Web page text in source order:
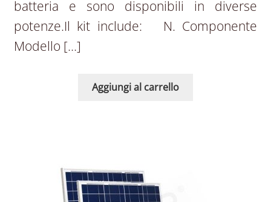
batteria e sono disponibili in diverse
potenze.Il kit include: N. Componente
Modello […]
Aggiungi al carrello